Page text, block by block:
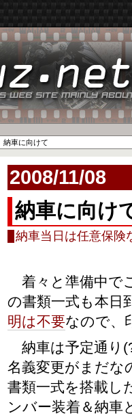
納車に向けて
2008/11/08
納車に向け
納車当日は任意保険
着々と準備中で
の書類一式も本日
明は不要なので、
納車は予定通り
名義変更がまだな
書類一式を搭載し
ンバー装着＆納車